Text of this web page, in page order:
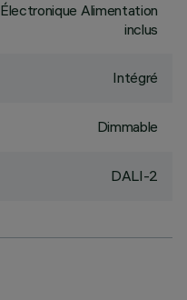
Électronique Alimentation
inclus
Intégré
Dimmable
DALI-2